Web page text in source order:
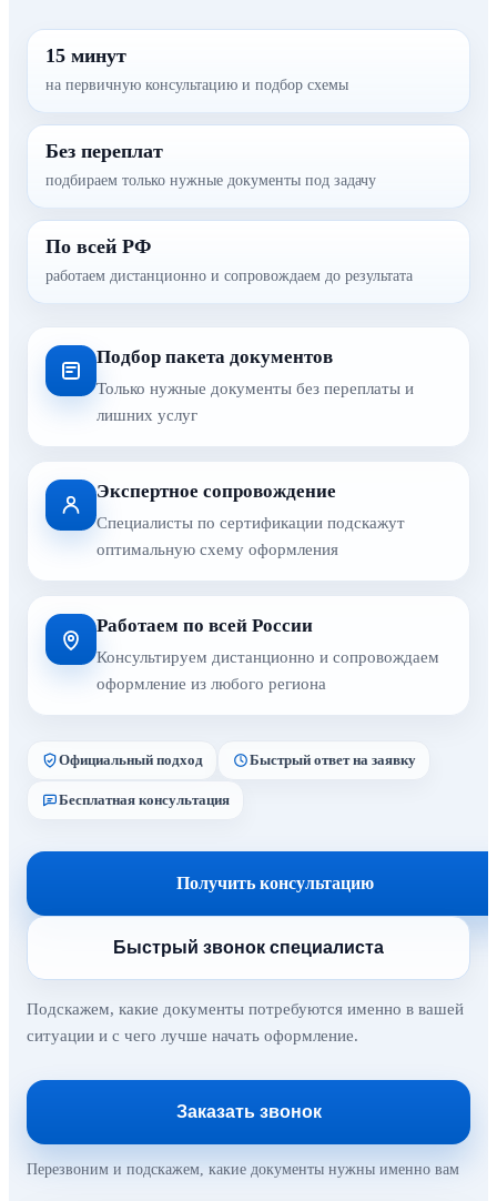
15 минут
на первичную консультацию и подбор схемы
Без переплат
подбираем только нужные документы под задачу
По всей РФ
работаем дистанционно и сопровождаем до результата
Подбор пакета документов
Только нужные документы без переплаты и
лишних услуг
Экспертное сопровождение
Специалисты по сертификации подскажут
оптимальную схему оформления
Работаем по всей России
Консультируем дистанционно и сопровождаем
оформление из любого региона
Официальный подход Быстрый ответ на заявку
Бесплатная консультация
Получить консультацию
Быстрый звонок специалиста
Подскажем, какие документы потребуются именно в вашей
ситуации и с чего лучше начать оформление.
Заказать звонок
Перезвоним и подскажем, какие документы нужны именно вам